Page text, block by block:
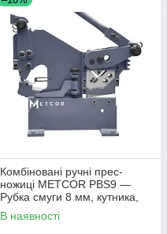
Комбіновані ручні прес-
ножиці METCOR PBS9 —
Рубка смуги 8 мм, кутника,
прутка + Пробивання
В наявності